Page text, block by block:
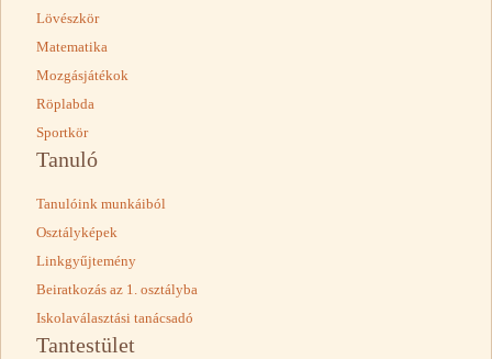
Lövészkör
Matematika
Mozgásjátékok
Röplabda
Sportkör
Tanuló
Tanulóink munkáiból
Osztályképek
Linkgyűjtemény
Beiratkozás az 1. osztályba
Iskolaválasztási tanácsadó
Tantestület